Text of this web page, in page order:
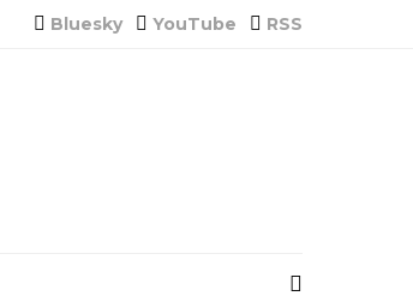
Bluesky YouTube RSS